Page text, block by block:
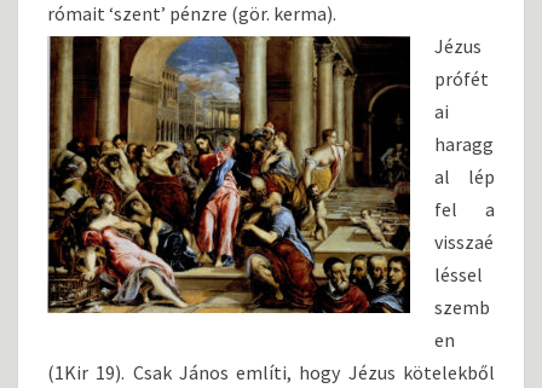
rómait ‘szent’ pénzre (gör. kerma).
Jézus
prófét
ai
haragg
al lép
fel a
visszaé
léssel
szemb
en
(1Kir 19). Csak János említi, hogy Jézus kötelekből